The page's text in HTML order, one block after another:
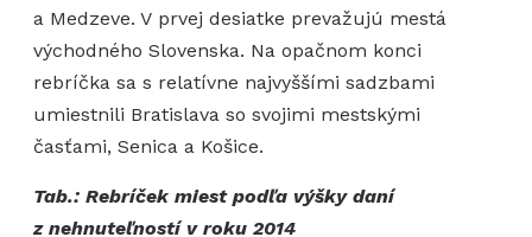
a Medzeve. V prvej desiatke prevažujú mestá
východného Slovenska. Na opačnom konci
rebríčka sa s relatívne najvyššími sadzbami
umiestnili Bratislava so svojimi mestskými
časťami, Senica a Košice.
Tab.: Rebríček miest podľa výšky daní
z nehnuteľností v roku 2014